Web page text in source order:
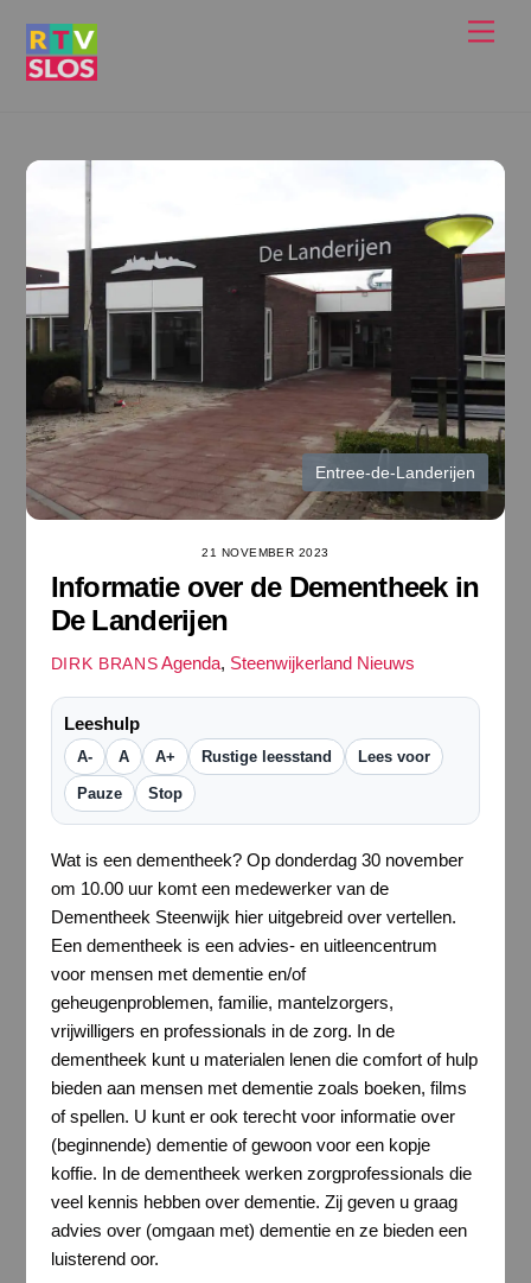
Entree-de-Landerijen
21 NOVEMBER 2023
Informatie over de Dementheek in
De Landerijen
DIRK BRANS Agenda, Steenwijkerland Nieuws
Leeshulp
A- A A+ Rustige leesstand Lees voor
Pauze Stop
Wat is een dementheek? Op donderdag 30 november
om 10.00 uur komt een medewerker van de
Dementheek Steenwijk hier uitgebreid over vertellen.
Een dementheek is een advies- en uitleencentrum
voor mensen met dementie en/of
geheugenproblemen, familie, mantelzorgers,
vrijwilligers en professionals in de zorg. In de
dementheek kunt u materialen lenen die comfort of hulp
bieden aan mensen met dementie zoals boeken, films
of spellen. U kunt er ook terecht voor informatie over
(beginnende) dementie of gewoon voor een kopje
koffie. In de dementheek werken zorgprofessionals die
veel kennis hebben over dementie. Zij geven u graag
advies over (omgaan met) dementie en ze bieden een
luisterend oor.